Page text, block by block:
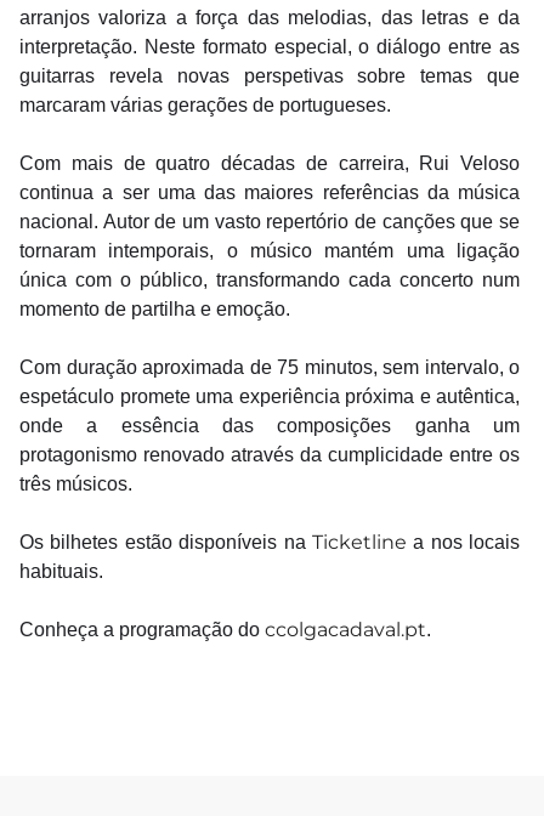
arranjos valoriza a força das melodias, das letras e da
interpretação. Neste formato especial, o diálogo entre as
guitarras revela novas perspetivas sobre temas que
marcaram várias gerações de portugueses.
Com mais de quatro décadas de carreira, Rui Veloso
continua a ser uma das maiores referências da música
nacional. Autor de um vasto repertório de canções que se
tornaram intemporais, o músico mantém uma ligação
única com o público, transformando cada concerto num
momento de partilha e emoção.
Com duração aproximada de 75 minutos, sem intervalo, o
espetáculo promete uma experiência próxima e autêntica,
onde a essência das composições ganha um
protagonismo renovado através da cumplicidade entre os
três músicos.
Os bilhetes estão disponíveis na Ticketline a nos locais
habituais.
Conheça a programação do ccolgacadaval.pt.